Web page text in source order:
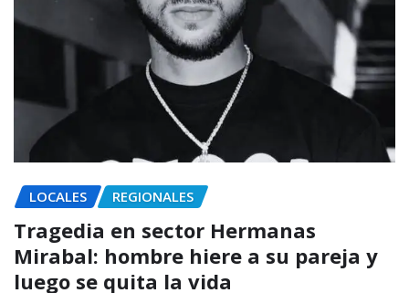
LOCALES REGIONALES
Tragedia en sector Hermanas
Mirabal: hombre hiere a su pareja y
luego se quita la vida